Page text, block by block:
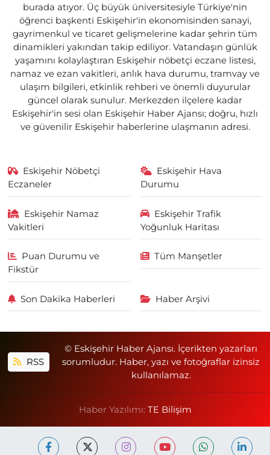
burada atıyor. Üç büyük üniversitesiyle Türkiye'nin
öğrenci başkenti Eskişehir'in ekonomisinden sanayi,
gayrimenkul ve ticaret gelişmelerine kadar şehrin tüm
dinamikleri yakından takip ediliyor. Vatandaşın günlük
yaşamını kolaylaştıran Eskişehir nöbetçi eczane listesi,
namaz ve ezan vakitleri, anlık hava durumu, tramvay ve
ulaşım bilgileri, etkinlik rehberi ve önemli duyurular
güncel olarak sunulur. Merkezden ilçelere kadar
Eskişehir'in sesi olan Eskişehir Haber Ajansı; doğru, hızlı
ve güvenilir Eskişehir haberlerine ulaşmanın adresi.
Eskişehir Nöbetçi
Eczaneler
Eskişehir Hava
Durumu
Eskişehir Namaz
Vakitleri
Eskişehir Trafik
Yoğunluk Haritası
Puan Durumu ve
Fikstür
Tüm Manşetler
Son Dakika Haberleri Haber Arşivi
RSS
© Eskişehir Haber Ajansı. İçerikten yazarları
sorumludur. Haber, yazı ve fotoğraflar izinsiz
kullanılamaz.
Haber Yazılımı: TE Bilişim